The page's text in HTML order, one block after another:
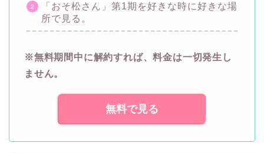
「おそ松さん」第1期を好きな時に好きな場
所で見る。
※無料期間中に解約すれば、料金は一切発生し
ません。
無料で見る